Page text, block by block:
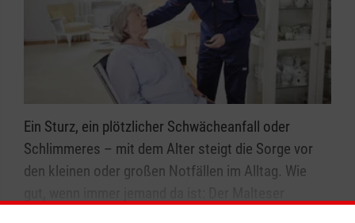
Ein Sturz, ein plötzlicher Schwächeanfall oder
Schlimmeres – mit dem Alter steigt die Sorge vor
den kleinen oder großen Notfällen im Alltag. Wie